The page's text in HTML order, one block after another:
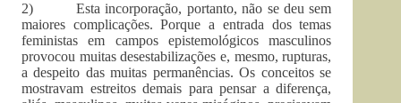
2) Esta incorporação, portanto, não se deu sem
maiores complicações. Porque a entrada dos temas
feministas em campos epistemológicos masculinos
provocou muitas desestabilizações e, mesmo, rupturas,
a despeito das muitas permanências. Os conceitos se
mostravam estreitos demais para pensar a diferença,